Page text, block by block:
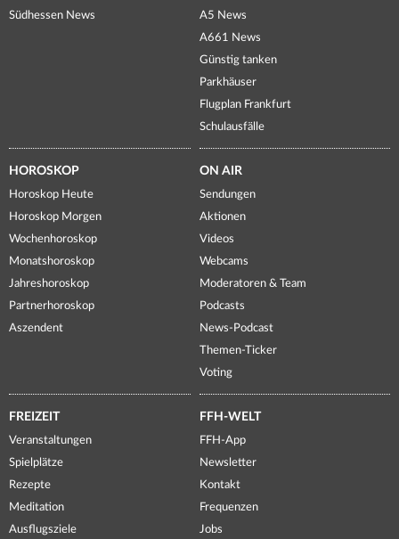
Südhessen News
A5 News
A661 News
Günstig tanken
Parkhäuser
Flugplan Frankfurt
Schulausfälle
HOROSKOP
Horoskop Heute
Horoskop Morgen
Wochenhoroskop
Monatshoroskop
Jahreshoroskop
Partnerhoroskop
Aszendent
ON AIR
Sendungen
Aktionen
Videos
Webcams
Moderatoren & Team
Podcasts
News-Podcast
Themen-Ticker
Voting
FREIZEIT
Veranstaltungen
Spielplätze
Rezepte
Meditation
Ausflugsziele
FFH-WELT
FFH-App
Newsletter
Kontakt
Frequenzen
Jobs